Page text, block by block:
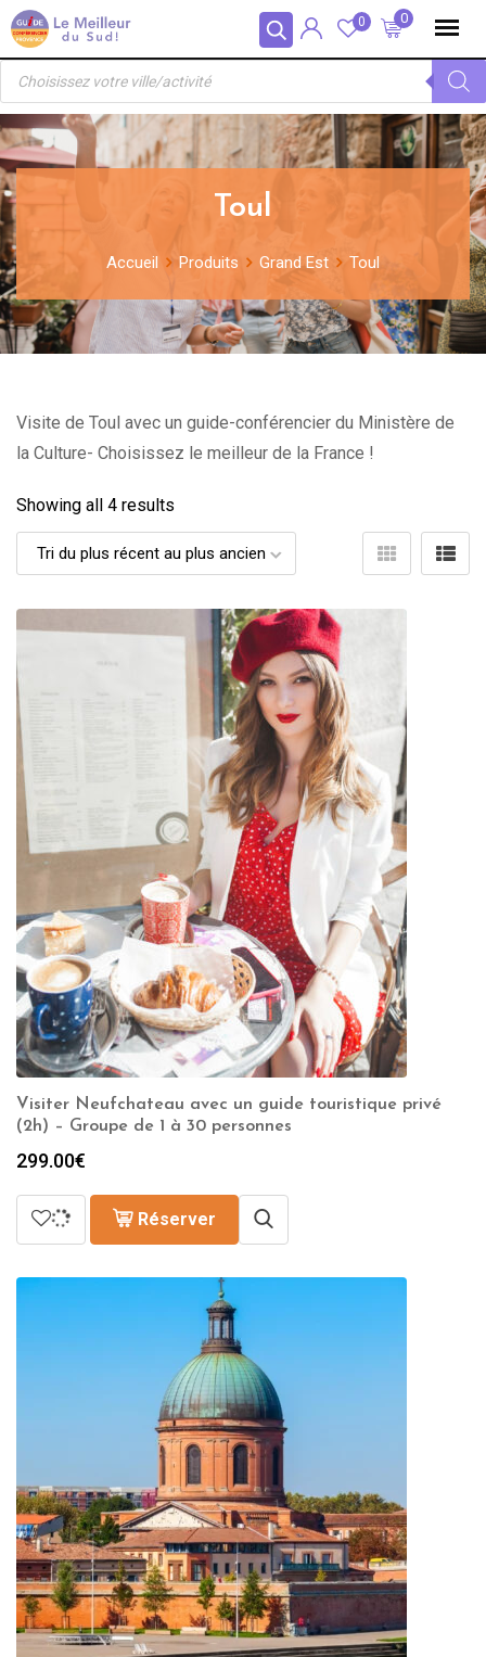
Panneau de gestion des cookies
Skip
to
content
0
0
Recherche
produits
Toul
Accueil Produits Grand Est Toul
Visite de Toul avec un guide-conférencier du Ministère de
la Culture- Choisissez le meilleur de la France !
Showing all 4 results
Visiter Neufchateau avec un guide touristique privé
(2h) – Groupe de 1 à 30 personnes
299.00€
Réserver